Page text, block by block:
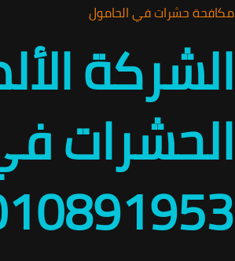
مكافحة حشرات في الحامول
الشركة
الحشرات